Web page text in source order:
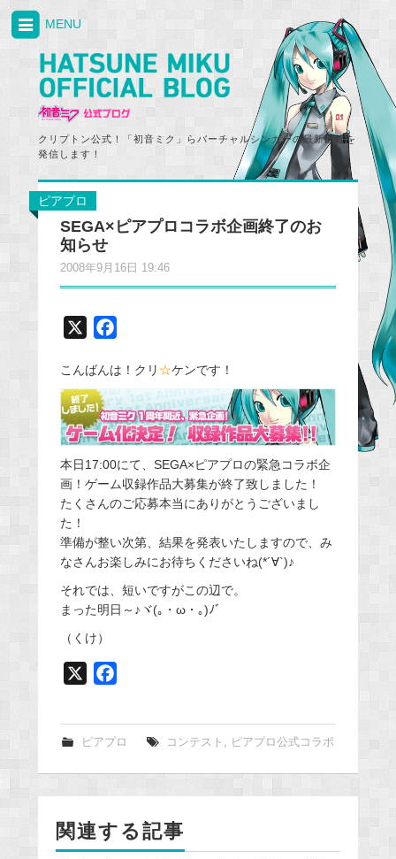
クリプトン公式！「初音ミク」らバーチャルシンガーの最新情報を
発信します！
MENU
ピアプロ
SEGA×ピアプロコラボ企画終了のお
知らせ
2008年9月16日 19:46
c
e
b
o
o
k
こんばんは！クリ ☆ケンです！
本日17:00にて、SEGA×ピアプロの緊急コラボ企
画！ゲーム収録作品大募集が終了致しました！
たくさんのご応募本当にありがとうございまし
た！
準備が整い次第、結果を発表いたしますので、み
なさんお楽しみにお待ちくださいね(*´∀`)♪
それでは、短いですがこの辺で。
まった明日～♪ヾ(｡・ω・｡)ﾉﾞ
（くけ）
e
k
ピアプロ コンテスト ピアプロ公式コラボ
関連する記事